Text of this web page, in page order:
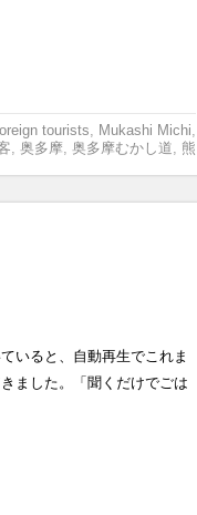
tourists, Mukashi Michi,
, 奥多摩, 奥多摩むかし道, 熊
いると、自動再生でこれま
ました。「聞くだけでごは